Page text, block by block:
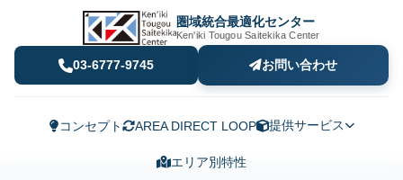
圏域統合最適化センター
Ken'iki Tougou Saitekika Center
03-6777-9745 お問い合わせ
コンセプト AREA DIRECT LOOP 提供サービス
エリア別特性